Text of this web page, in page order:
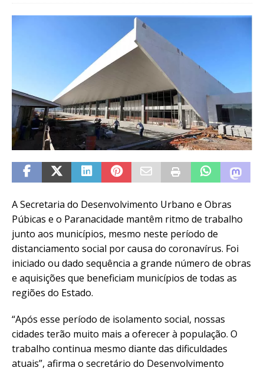
A Secretaria do Desenvolvimento Urbano e Obras
Púbicas e o Paranacidade mantêm ritmo de trabalho
junto aos municípios, mesmo neste período de
distanciamento social por causa do coronavírus. Foi
iniciado ou dado sequência a grande número de obras
e aquisições que beneficiam municípios de todas as
regiões do Estado.
“Após esse período de isolamento social, nossas
cidades terão muito mais a oferecer à população. O
trabalho continua mesmo diante das dificuldades
atuais”, afirma o secretário do Desenvolvimento